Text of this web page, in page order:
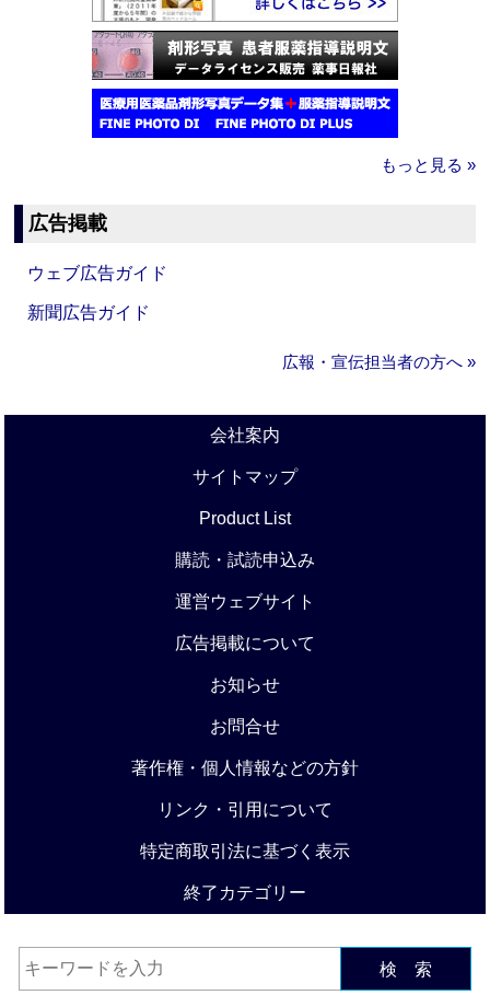
もっと見る »
広告掲載
ウェブ広告ガイド
新聞広告ガイド
広報・宣伝担当者の方へ »
会社案内
サイトマップ
Product List
購読・試読申込み
運営ウェブサイト
広告掲載について
お知らせ
お問合せ
著作権・個人情報などの方針
リンク・引用について
特定商取引法に基づく表示
終了カテゴリー
検 索